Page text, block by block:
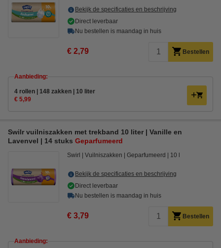
Bekijk de specificaties en beschrijving
Direct leverbaar
Nu bestellen is maandag in huis
€ 2,79 Bestellen
Aanbieding:
4 rollen | 148 zakken | 10 liter
€ 5,99
Swilr vuilniszakken met trekband 10 liter | Vanille en
Lavenvel | 14 stuks Geparfumeerd
Swirl Vuilniszakken Geparfumeerd 10 l
Bekijk de specificaties en beschrijving
Direct leverbaar
Nu bestellen is maandag in huis
€ 3,79 Bestellen
Aanbieding: